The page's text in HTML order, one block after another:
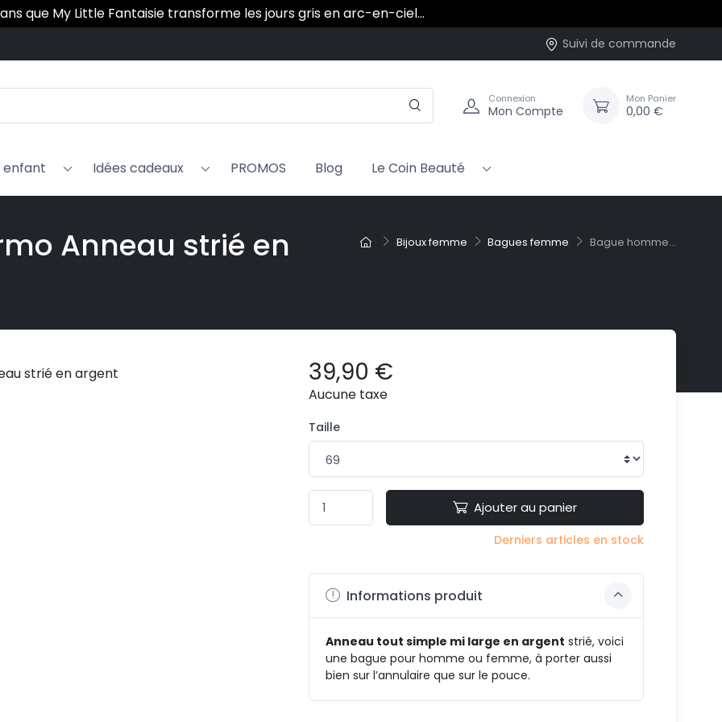
ans que My Little Fantaisie transforme les jours gris en arc-en-ciel…
Suivi de commande
Connexion
Mon Compte
Mon Panier
0,00 €
enfant Idées cadeaux PROMOS Blog Le Coin Beauté
Bijoux femme Bagues femme Bague homme...
Anneau strié en
39,90 €
Aucune taxe
Taille
Ajouter au panier
Derniers articles en stock
Informations produit
Anneau tout simple mi large en argent strié, voici
une bague pour homme ou femme, à porter aussi
bien sur l’annulaire que sur le pouce.